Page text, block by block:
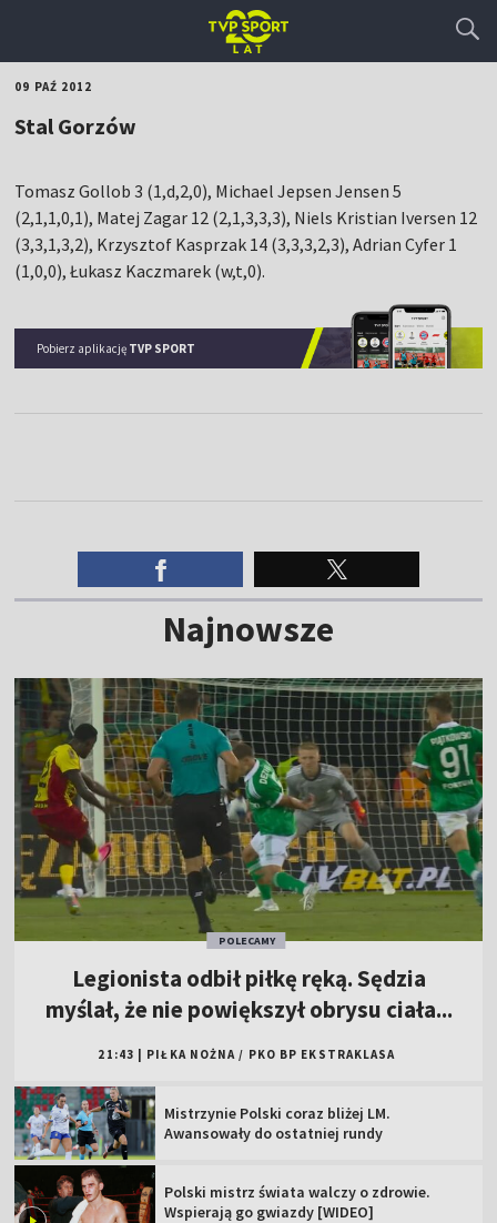
09 PAŹ 2012
Stal Gorzów
Tomasz Gollob 3 (1,d,2,0), Michael Jepsen Jensen 5
(2,1,1,0,1), Matej Zagar 12 (2,1,3,3,3), Niels Kristian Iversen 12
(3,3,1,3,2), Krzysztof Kasprzak 14 (3,3,3,2,3), Adrian Cyfer 1
(1,0,0), Łukasz Kaczmarek (w,t,0).
Pobierz aplikację TVP SPORT
Najnowsze
POLECAMY
Legionista odbił piłkę ręką. Sędzia
myślał, że nie powiększył obrysu ciała...
21:43 PIŁKA NOŻNA / PKO BP EKSTRAKLASA
Mistrzynie Polski coraz bliżej LM.
Awansowały do ostatniej rundy
Polski mistrz świata walczy o zdrowie.
Wspierają go gwiazdy [WIDEO]